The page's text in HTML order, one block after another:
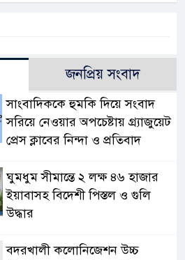
জনপ্রিয় সংবাদ
সাংবাদিককে হুমকি দিয়ে সংবাদ
সরিয়ে নেওয়ার অপচেষ্টায় গ্র্যাজুয়েট
প্রেস ক্লাবের নিন্দা ও প্রতিবাদ
ঘুমধুম সীমান্তে ২ লক্ষ ৪৬ হাজার
ইয়াবাসহ বিদেশী পিস্তল ও গুলি
উদ্ধার
বদরখালী কলোনিজেশন উচ্চ